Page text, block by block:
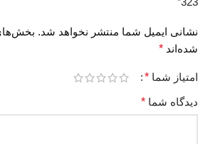
نشانی ایمیل شما منتشر نخواهد شد.
شده‌اند *
امتیاز شما *
دیدگاه شما *